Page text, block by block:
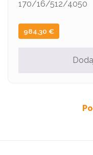
170/16/512/4050
984,30 €